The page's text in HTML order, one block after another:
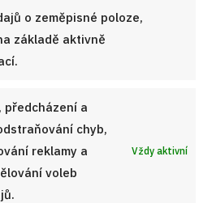
o zeměpisné poloze,
základě aktivně
a
chyb,
reklamy a
voleb
Vždy aktivní